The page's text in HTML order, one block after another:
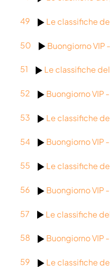
49
50
51
52
53
54
55
56
57
58
59